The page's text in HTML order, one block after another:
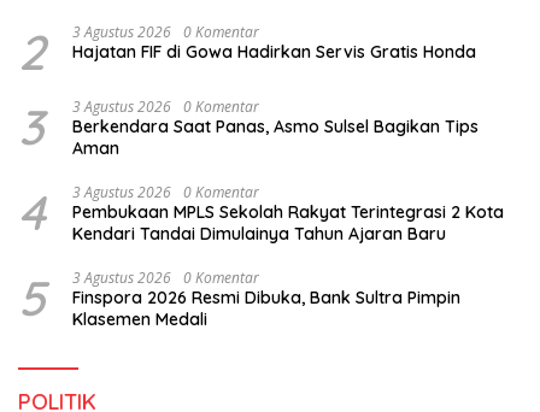
2 3 Agustus 2026 0 Komentar
Hajatan FIF di Gowa Hadirkan Servis Gratis Honda
3 3 Agustus 2026 0 Komentar
Berkendara Saat Panas, Asmo Sulsel Bagikan Tips
Aman
4 3 Agustus 2026 0 Komentar
Pembukaan MPLS Sekolah Rakyat Terintegrasi 2 Kota
Kendari Tandai Dimulainya Tahun Ajaran Baru
5 3 Agustus 2026 0 Komentar
Finspora 2026 Resmi Dibuka, Bank Sultra Pimpin
Klasemen Medali
POLITIK